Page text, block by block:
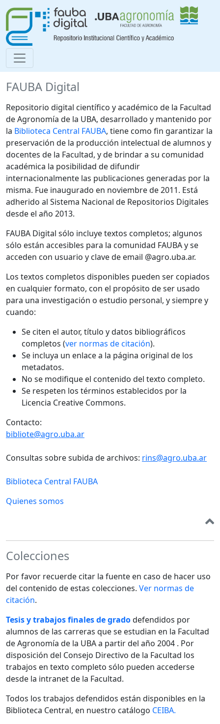
FAUBA Digital
Repositorio digital científico y académico de la Facultad
de Agronomía de la UBA, desarrollado y mantenido por
la Biblioteca Central FAUBA, tiene como fin garantizar la
preservación de la producción intelectual de alumnos y
docentes de la Facultad, y de brindar a su comunidad
académica la posibilidad de difundir
internacionalmente las publicaciones generadas por la
misma. Fue inaugurado en noviembre de 2011. Está
adherido al Sistema Nacional de Repositorios Digitales
desde el año 2013.
FAUBA Digital sólo incluye textos completos; algunos
sólo están accesibles para la comunidad FAUBA y se
acceden con usuario y clave de email @agro.uba.ar.
Los textos completos disponibles pueden ser copiados
en cualquier formato, con el propósito de ser usado
para una investigación o estudio personal, y siempre y
cuando:
Se citen el autor, título y datos bibliográficos
completos (ver normas de citación).
Se incluya un enlace a la página original de los
metadatos.
No se modifique el contenido del texto completo.
Se respeten los términos establecidos por la
Licencia Creative Commons.
Contacto:
bibliote@agro.uba.ar
Consultas sobre subida de archivos: rins@agro.uba.ar
Biblioteca Central FAUBA
Quienes somos
Colecciones
Por favor recuerde citar la fuente en caso de hacer uso
del contenido de estas colecciones. Ver normas de
citación.
Tesis y trabajos finales de gradodefendidos por
alumnos de las carreras que se estudian en la Facultad
de Agronomía de la UBA a partir del año 2004 . Por
disposición del Consejo Directivo de la Facultad los
trabajos en texto completo sólo pueden accederse
desde la intranet de la Facultad.
Todos los trabajos defendidos están disponibles en la
Biblioteca Central, en nuestro catálogo CEIBA.